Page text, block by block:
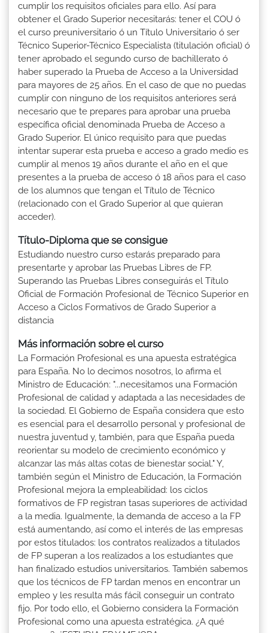
cumplir los requisitos oficiales para ello. Así para
obtener el Grado Superior necesitarás: tener el COU ó
el curso preuniversitario ó un Título Universitario ó ser
Técnico Superior-Técnico Especialista (titulación oficial) ó
tener aprobado el segundo curso de bachillerato ó
haber superado la Prueba de Acceso a la Universidad
para mayores de 25 años. En el caso de que no puedas
cumplir con ninguno de los requisitos anteriores será
necesario que te prepares para aprobar una prueba
específica oficial denominada Prueba de Acceso a
Grado Superior. El único requisito para que puedas
intentar superar esta prueba e acceso a grado medio es
cumplir al menos 19 años durante el año en el que
presentes a la prueba de acceso ó 18 años para el caso
de los alumnos que tengan el Título de Técnico
(relacionado con el Grado Superior al que quieran
acceder).
Título-Diploma que se consigue
Estudiando nuestro curso estarás preparado para
presentarte y aprobar las Pruebas Libres de FP.
Superando las Pruebas Libres conseguirás el Título
Oficial de Formación Profesional de Técnico Superior en
Acceso a Ciclos Formativos de Grado Superior a
distancia
Más información sobre el curso
La Formación Profesional es una apuesta estratégica
para España. No lo decimos nosotros, lo afirma el
Ministro de Educación: "...necesitamos una Formación
Profesional de calidad y adaptada a las necesidades de
la sociedad. El Gobierno de España considera que esto
es esencial para el desarrollo personal y profesional de
nuestra juventud y, también, para que España pueda
reorientar su modelo de crecimiento económico y
alcanzar las más altas cotas de bienestar social." Y,
también según el Ministro de Educación, la Formación
Profesional mejora la empleabilidad: los ciclos
formativos de FP registran tasas superiores de actividad
a la media. Igualmente, la demanda de acceso a la FP
está aumentando, así como el interés de las empresas
por estos titulados: los contratos realizados a titulados
de FP superan a los realizados a los estudiantes que
han finalizado estudios universitarios. También sabemos
que los técnicos de FP tardan menos en encontrar un
empleo y les resulta más fácil conseguir un contrato
fijo. Por todo ello, el Gobierno considera la Formación
Profesional como una apuesta estratégica. ¿A qué